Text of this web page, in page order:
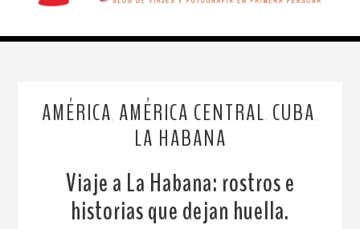
AMÉRICA AMÉRICA CENTRAL CUBA
LA HABANA
Viaje a La Habana: rostros e
historias que dejan huella.